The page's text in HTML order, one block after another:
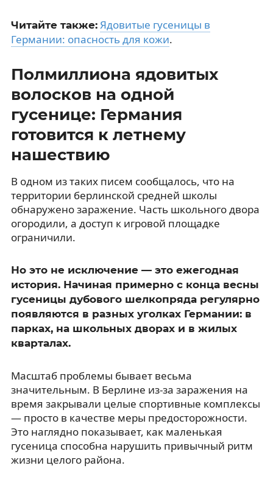
Читайте также: Ядовитые гусеницы в
Германии: опасность для кожи.
Полмиллиона ядовитых
волосков на одной
гусенице: Германия
готовится к летнему
нашествию
В одном из таких писем сообщалось, что на
территории берлинской средней школы
обнаружено заражение. Часть школьного двора
огородили, а доступ к игровой площадке
ограничили.
Но это не исключение — это ежегодная
история. Начиная примерно с конца весны
гусеницы дубового шелкопряда регулярно
появляются в разных уголках Германии: в
парках, на школьных дворах и в жилых
кварталах.
Масштаб проблемы бывает весьма
значительным. В Берлине из-за заражения на
время закрывали целые спортивные комплексы
— просто в качестве меры предосторожности.
Это наглядно показывает, как маленькая
гусеница способна нарушить привычный ритм
жизни целого района.